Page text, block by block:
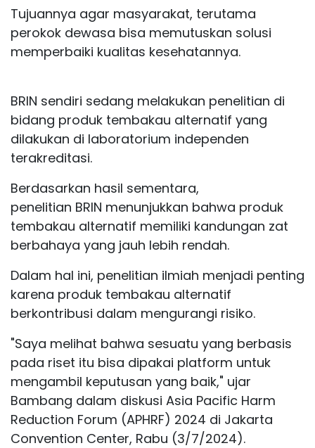
Tujuannya agar masyarakat, terutama
perokok dewasa bisa memutuskan solusi
memperbaiki kualitas kesehatannya.
BRIN sendiri sedang melakukan penelitian di
bidang produk tembakau alternatif yang
dilakukan di laboratorium independen
terakreditasi.
Berdasarkan hasil sementara,
penelitian BRIN menunjukkan bahwa produk
tembakau alternatif memiliki kandungan zat
berbahaya yang jauh lebih rendah.
Dalam hal ini, penelitian ilmiah menjadi penting
karena produk tembakau alternatif
berkontribusi dalam mengurangi risiko.
"Saya melihat bahwa sesuatu yang berbasis
pada riset itu bisa dipakai platform untuk
mengambil keputusan yang baik," ujar
Bambang dalam diskusi Asia Pacific Harm
Reduction Forum (APHRF) 2024 di Jakarta
Convention Center, Rabu (3/7/2024).